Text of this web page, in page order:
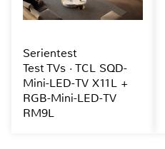
Serientest
Test TVs · TCL SQD-
Mini-LED-TV X11L +
RGB-Mini-LED-TV
RM9L